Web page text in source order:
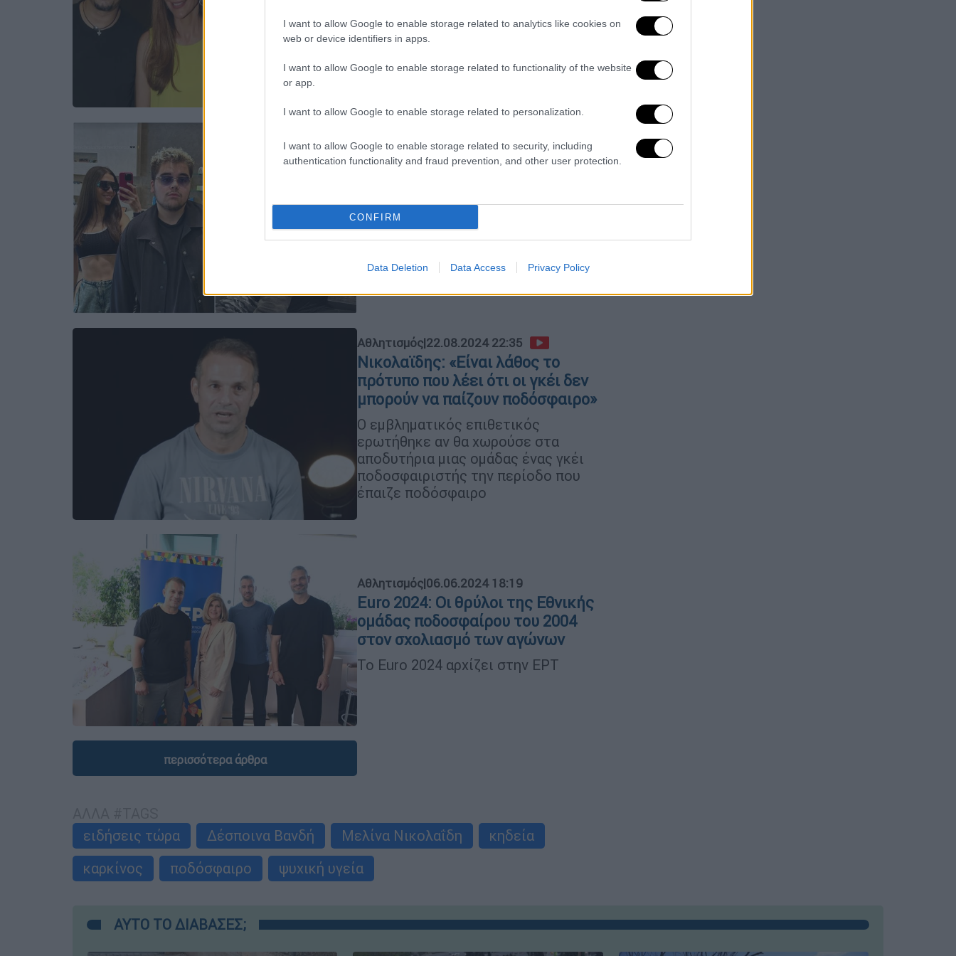
I want to allow Google to enable storage related to analytics like cookies on
web or device identifiers in apps.
I want to allow Google to enable storage related to functionality of the website
or app.
I want to allow Google to enable storage related to personalization.
I want to allow Google to enable storage related to security, including
authentication functionality and fraud prevention, and other user protection.
CONFIRM
Data Deletion Data Access Privacy Policy
Η απόφαση ζωής που έχουν πάρει, ο
Lifestyle|29.05.2025 16:08
της Δέσποινας Βάνδη, Γιώργου
Νικολαΐδη
Στο πλάι της αδερφής του, Μελίνας
Νικολαΐδη
Αθλητισμός|22.08.2024 22:35
Νικολαϊδης: «Είναι λάθος το
πρότυπο που λέει ότι οι γκέι δεν
μπορούν να παίζουν ποδόσφαιρο»
Ο εμβληματικός επιθετικός
ερωτήθηκε αν θα χωρούσε στα
αποδυτήρια μιας ομάδας ένας γκέι
ποδοσφαιριστής την περίοδο που
έπαιζε ποδόσφαιρο
Αθλητισμός|06.06.2024 18:19
Euro 2024: Οι θρύλοι της Εθνικής
ομάδας ποδοσφαίρου του 2004
στον σχολιασμό των αγώνων
To Euro 2024 αρχίζει στην ΕΡΤ
περισσότερα άρθρα
ειδήσεις τώρα
Δέσποινα Βανδή Μελίνα Νικολαΐδη
κηδεία
καρκίνος
ποδόσφαιρο ψυχική υγεία
ΑΥΤΟ ΤΟ ΔΙΑΒΑΣΕΣ;